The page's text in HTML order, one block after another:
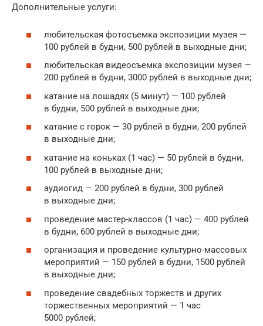
Дополнительные услуги:
любительская фотосъемка экспозиции музея —
100 рублей в будни, 500 рублей в выходные дни;
любительская видеосъемка экспозиции музея —
200 рублей в будни, 3000 рублей в выходные дни;
катание на лошадях (5 минут) — 100 рублей
в будни, 500 рублей в выходные дни;
катание с горок — 30 рублей в будни, 200 рублей
в выходные дни;
катание на коньках (1 час) — 50 рублей в будни,
100 рублей в выходные дни;
аудиогид — 200 рублей в будни, 300 рублей
в выходные дни;
проведение мастер-классов (1 час) — 400 рублей
в будни, 600 рублей в выходные дни;
организация и проведение культурно-массовых
мероприятий — 150 рублей в будни, 1500 рублей
в выходные дни;
проведение свадебных торжеств и других
торжественных мероприятий — 1 час
5000 рублей;